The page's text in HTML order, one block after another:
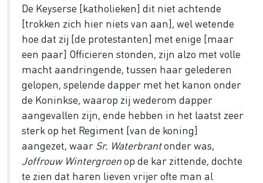
De Keyserse [katholieken] dit niet achtende
[trokken zich hier niets van aan], wel wetende
hoe dat zij [de protestanten] met enige [maar
een paar] Officieren stonden, zijn alzo met volle
macht aandringende, tussen haar gelederen
gelopen, spelende dapper met het kanon onder
de Koninkse, waarop zij wederom dapper
aangevallen zijn, ende hebben in het laatst zeer
sterk op het Regiment [van de koning]
aangezet, waar Sr. Waterbrantonder was,
Joffrouw Wintergroenop de kar zittende, dochte
te zien dat haren lieven vrijer ofte man al